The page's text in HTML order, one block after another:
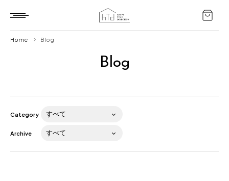
Blog
Home Blog
Category
Archive